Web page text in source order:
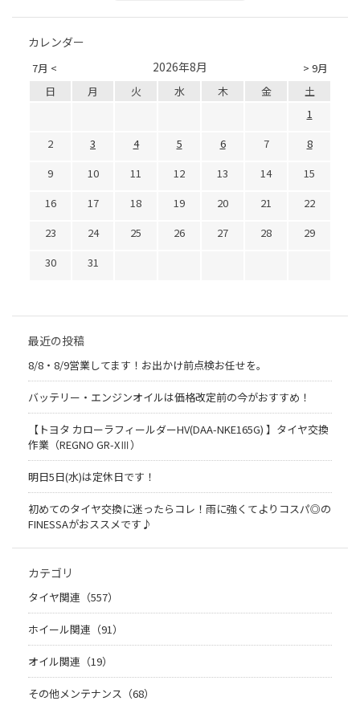
カレンダー
7月 < > 9月
2026年8月
日 月 火 水 木 金
土
1
2
3 4 5 6 7
8
9
10 11 12 13 14
15
16
17 18 19 20 21
22
23
24 25 26 27 28
29
30
31
最近の投稿
8/8・8/9営業してます！お出かけ前点検お任せを。
バッテリー・エンジンオイルは価格改定前の今がおすすめ！
【トヨタ カローラフィールダーHV(DAA-NKE165G) 】タイヤ交換
作業（REGNO GR-XⅢ）
明日5日(水)は定休日です！
初めてのタイヤ交換に迷ったらコレ！雨に強くてよりコスパ◎の
FINESSAがおススメです♪
カテゴリ
タイヤ関連（557）
ホイール関連（91）
オイル関連（19）
その他メンテナンス（68）